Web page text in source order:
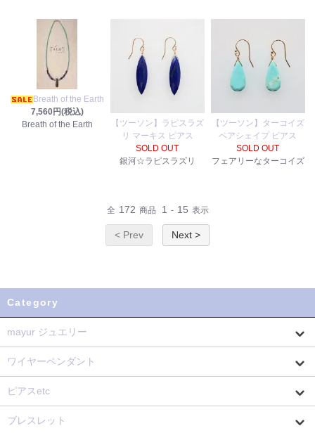
Breath of the Earth
7,560円(税込)
Breath of the Earth
【ツーソン】ラピスラズ
リ マーキス ピアス
SOLD OUT
銀河☆ラピスラズリ
【ツーソン】ターコイズ
ペアシェイプ ピアス
SOLD OUT
フェアリーなターコイズ
全 172 商品 1 - 15 表示
< Prev Next >
Category
mayur ジュエリー
ワイヤーペンダント
ピアスetc
ブレスレット